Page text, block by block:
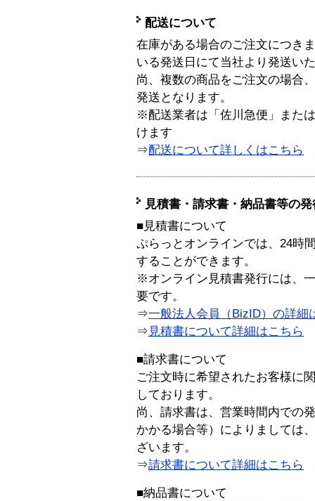
配送について
在庫がある場合のご注文につき
いる発送日にて当社より発送い
尚、複数の商品をご注文の場合
発送となります。
※配送業者は「佐川急便」また
けます
⇒配送について詳しくはこちら
見積書・請求書・納品書等の
■見積書について
ぷらっとオンラインでは、24時
することができます。
※オンライン見積書発行には、
要です。
⇒一般法人会員（BizID）の詳細
⇒ 見積書について詳細はこちら
■請求書について
ご注文時に希望されたお客様に
しております。
尚、請求書は、営業時間内での
かかる場合等）によりましては
ざいます。
⇒請求書について詳細はこちら
■納品書について